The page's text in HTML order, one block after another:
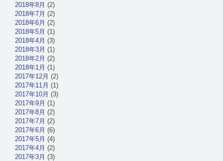
2018年8月 (2)
2018年7月 (2)
2018年6月 (2)
2018年5月 (1)
2018年4月 (3)
2018年3月 (1)
2018年2月 (2)
2018年1月 (1)
2017年12月 (2)
2017年11月 (1)
2017年10月 (3)
2017年9月 (1)
2017年8月 (2)
2017年7月 (2)
2017年6月 (6)
2017年5月 (4)
2017年4月 (2)
2017年3月 (3)